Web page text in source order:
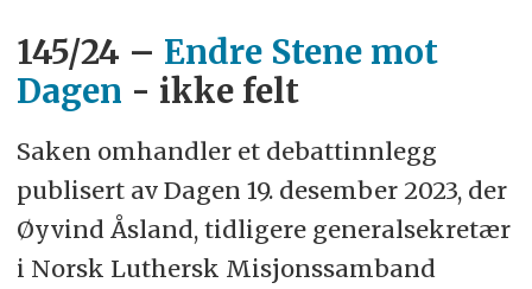
145/24 – Endre Stene mot
Dagen - ikke felt
Saken omhandler et debattinnlegg
publisert av Dagen 19. desember 2023, der
Øyvind Åsland, tidligere generalsekretær
i Norsk Luthersk Misjonssamband